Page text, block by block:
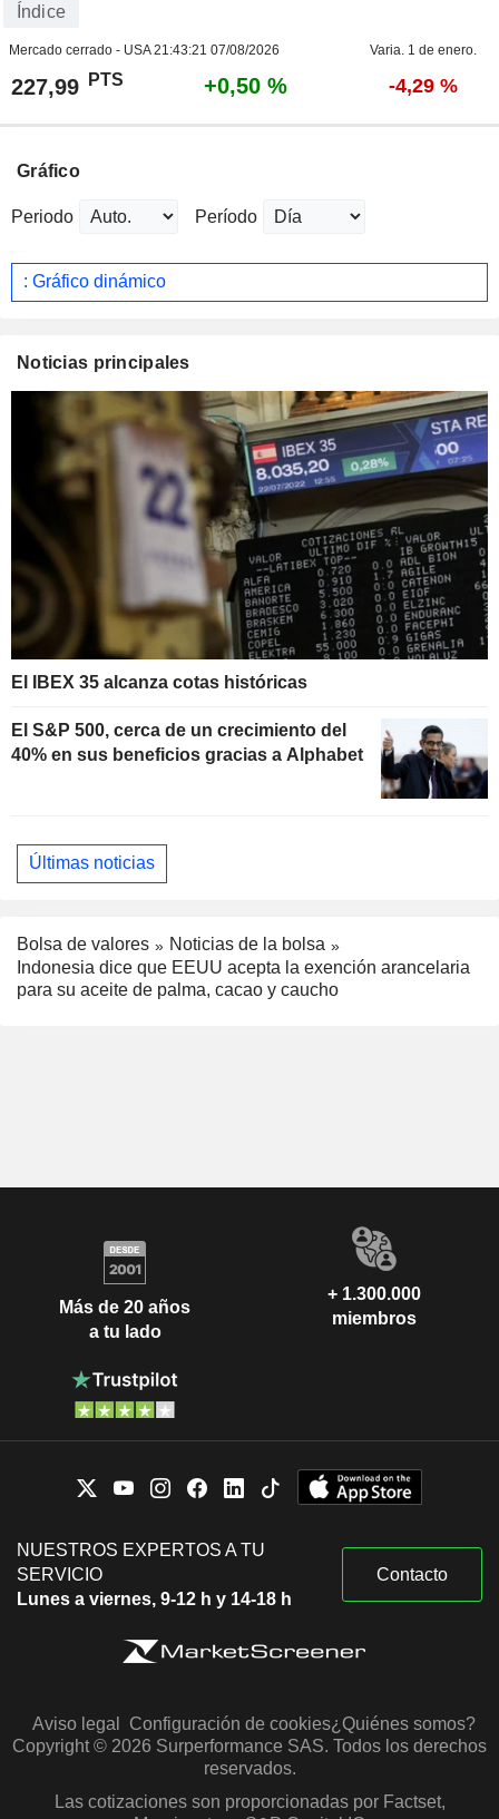
Índice
Mercado cerrado - USA21:43:21 07/08/2026 Varia. 1 de enero.
227,99 PTS +0,50 % -4,29 %
Gráfico
Periodo Período
: Gráfico dinámico
Noticias principales
El IBEX 35 alcanza cotas históricas
El S&P 500, cerca de un crecimiento del
40% en sus beneficios gracias a Alphabet
Últimas noticias
Bolsa de valores
Noticias de la bolsa
Indonesia dice que EEUU acepta la exención arancelaria
para su aceite de palma, cacao y caucho
Más de 20 años
a tu lado
+ 1.300.000
miembros
NUESTROS EXPERTOS A TU
SERVICIO
Lunes a viernes, 9-12 h y 14-18 h
Contacto
Aviso legal Configuración de cookies¿Quiénes somos?
Copyright © 2026 Surperformance SAS. Todos los derechos
reservados.
Las cotizaciones son proporcionadas por Factset,